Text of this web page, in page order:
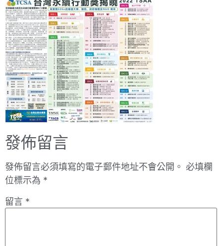
發佈留言
發佈留言必須填寫的電子郵件地址不會公開。 必填欄
位標示為 *
留言 *